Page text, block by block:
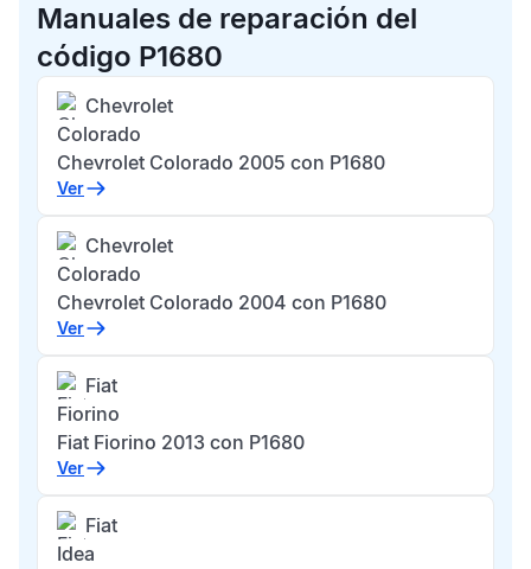
Manuales de reparación del
código P1680
Chevrolet
Colorado
Chevrolet Colorado 2005 con P1680
Ver
Chevrolet
Colorado
Chevrolet Colorado 2004 con P1680
Ver
Fiat
Fiorino
Fiat Fiorino 2013 con P1680
Ver
Fiat
Idea